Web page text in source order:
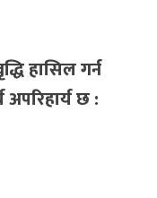
हासिल गर्न
छ :